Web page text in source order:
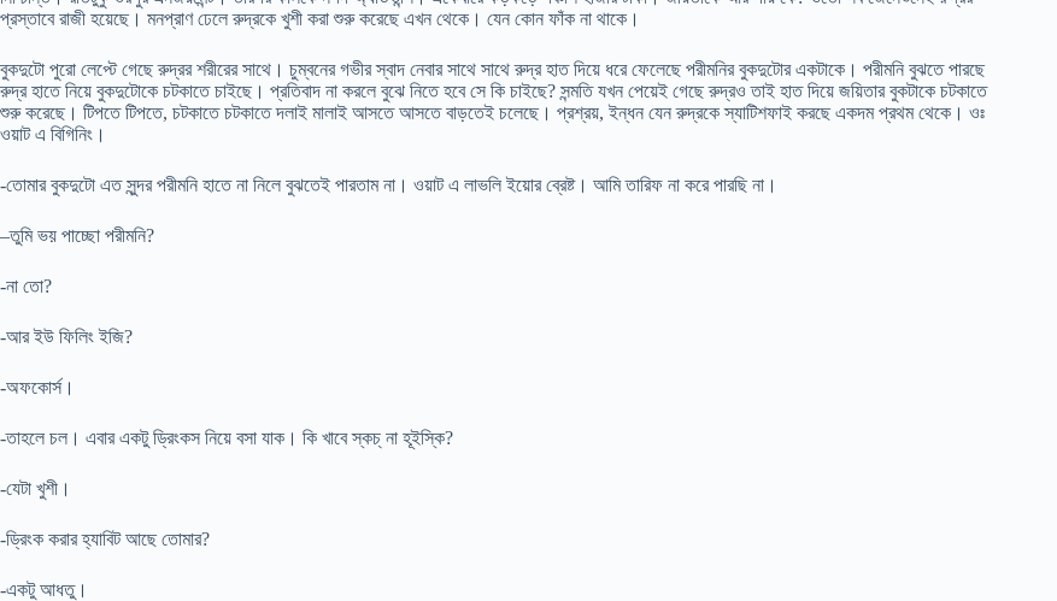
প্রস্তাবে রাজী হয়েছে। মনপ্রাণ ঢেলে রুদ্রকে খুশী করা শুরু করেছে এখন থেকে। যেন কোন ফাঁক না থাকে।
বুকদুটো পুরো লেপ্টে গেছে রুদ্রর শরীরের সাথে। চুম্বনের গভীর স্বাদ নেবার সাথে সাথে রুদ্র হাত দিয়ে ধরে ফেলেছে পরীমনির বুকদুটোর একটাকে। পরীমনি বুঝতে পারছে
রুদ্র হাতে নিয়ে বুকদুটোকে চটকাতে চাইছে। প্রতিবাদ না করলে বুঝে নিতে হবে সে কি চাইছে? সন্মতি যখন পেয়েই গেছে রুদ্রও তাই হাত দিয়ে জয়িতার বুকটাকে চটকাতে
শুরু করেছে। টিপতে টিপতে, চটকাতে চটকাতে দলাই মালাই আসতে আসতে বাড়তেই চলেছে। প্রশ্রয়, ইন্ধন যেন রুদ্রকে স্যাটিশফাই করছে একদম প্রথম থেকে। ওঃ
ওয়াট এ বিগিনিং।
-তোমার বুকদুটো এত সুন্দর পরীমনি হাতে না নিলে বুঝতেই পারতাম না। ওয়াট এ লাভলি ইয়োর ব্রেষ্ট। আমি তারিফ না করে পারছি না।
–তুমি ভয় পাচ্ছো পরীমনি?
-না তো?
-আর ইউ ফিলিং ইজি?
-অফকোর্স।
-তাহলে চল। এবার একটু ড্রিংকস নিয়ে বসা যাক। কি খাবে স্কচ্ না হূইস্কি?
-যেটা খুশী।
-ড্রিংক করার হ্যাবিট আছে তোমার?
-একটু আধতু।